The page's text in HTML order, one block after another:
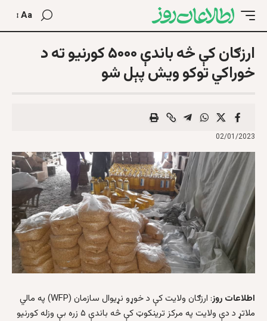
Aa
ارزګان کې څه باندې ۵۰۰۰ کورنیو ته د
خوراکي توکو ویش پېل شو
02/01/2023
اطلاعات روز
: ارزګان ولايت کې د خوړو نړيوال سازمان (WFP) په مالي
ملاتړ د دې ولايت په مرکز ترينکوټ کې څه باندې ۵ زره بې وزله کورنیو